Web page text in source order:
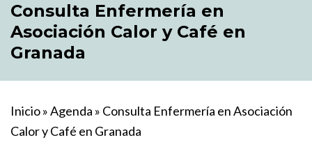
Consulta Enfermería en
Asociación Calor y Café en
Granada
Inicio»Agenda » Consulta Enfermería en Asociación
Calor y Café en Granada